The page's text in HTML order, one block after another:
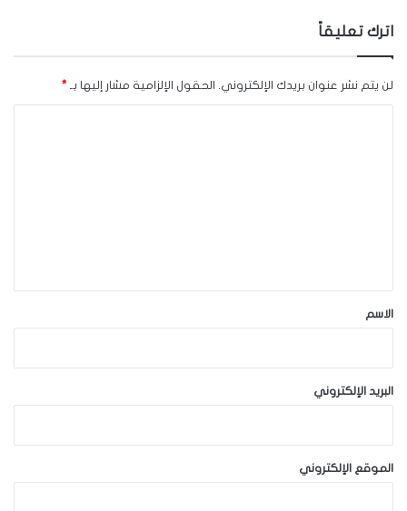
اترك تعليقاً
لن يتم نشر عنوان بريدك الإلكتروني. الحقول الإلزامية مشار إليها بـ *
*الاسم
البريد الإلكتروني
الموقع الإلكتروني